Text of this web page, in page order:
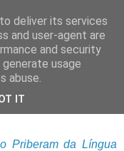
Priberam da Língua
deliver its services
and user-agent are
and security
usage
abuse.
IT